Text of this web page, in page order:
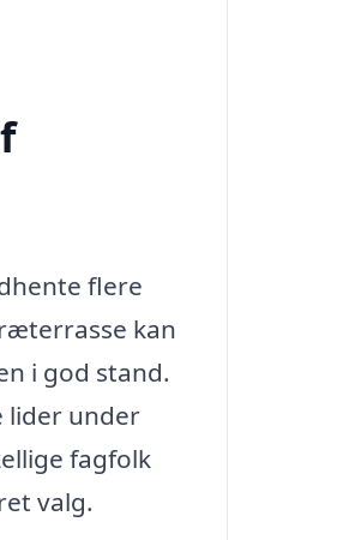
flere
kan
i god stand.
lider under
fagfolk
valg.